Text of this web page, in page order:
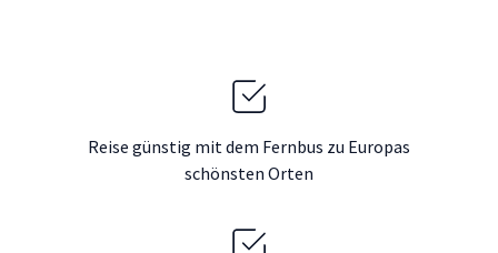
Reise günstig mit dem Fernbus zu Europas
schönsten Orten